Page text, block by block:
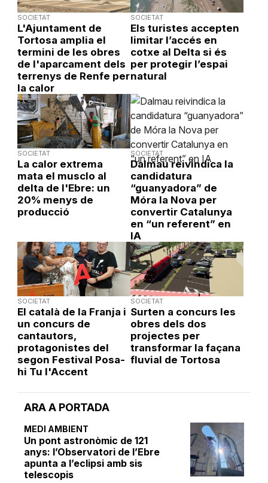
ARA A PORTADA
MEDI AMBIENT
Un pont astronòmic de 121
anys: l’Observatori de l’Ebre
apunta a l’eclipsi amb sis
telescopis
SOCIETAT
L'Ajuntament de
Tortosa amplia el
termini de les obres
de l'aparcament dels
terrenys de Renfe per
la calor
SOCIETAT
Els turistes accepten
limitar l’accés en
cotxe al Delta si és
per protegir l’espai
natural
SOCIETAT
La calor extrema
mata el musclo al
delta de l'Ebre: un
20% menys de
producció
SOCIETAT
Dalmau reivindica la
candidatura
“guanyadora” de
Móra la Nova per
convertir Catalunya
en “un referent” en
IA
SOCIETAT
El català de la Franja i
un concurs de
cantautors,
protagonistes del
segon Festival Posa-
hi Tu l'Accent
SOCIETAT
Surten a concurs les
obres dels dos
projectes per
transformar la façana
fluvial de Tortosa